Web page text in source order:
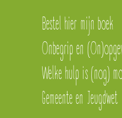
Bestel hier mijn boek
Onbegrip en
Welke hulp is (nog)
Gemeente en Jeugdwet